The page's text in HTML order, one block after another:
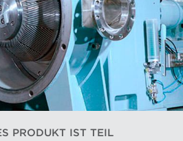
PRODUKT IST TEIL